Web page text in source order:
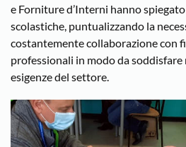
e Forniture d’Interni hanno
scolastiche, puntualizzando la
costantemente collaborazione con
professionali in modo da
esigenze del settore.